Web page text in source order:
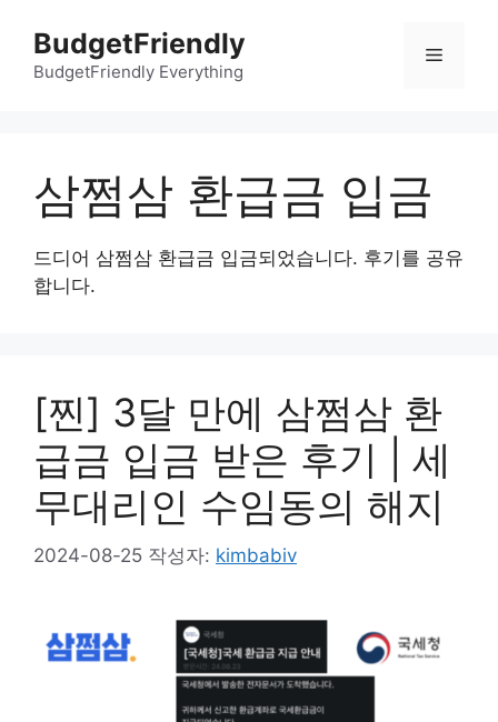
BudgetFriendly
BudgetFriendly Everything
메
삼쩜삼 환급금 입금
드디어 삼쩜삼 환급금 입금되었습니다. 후기를 공유
합니다.
[찐] 3달 만에 삼쩜삼 환
급금 입금 받은 후기 | 세
무대리인 수임동의 해지
2024-08-25 작성자: kimbabiv